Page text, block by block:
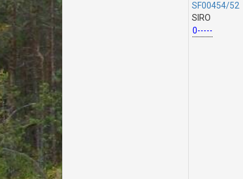
SF00454/52
SIRO
0-----